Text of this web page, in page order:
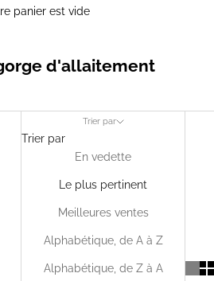
panier est vide
d'allaitement
Trier par
Trier par
En vedette
Le plus pertinent
Meilleures ventes
Alphabétique, de A à Z
Alphabétique, de Z à A